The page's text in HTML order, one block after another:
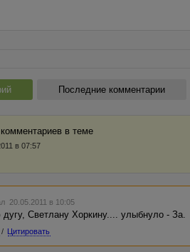
Последние комментарии
в темe
в 07:57
20.05.2011 в 10:05
Светлану Хоркину.... улыбнуло - За.
/ Цитировать